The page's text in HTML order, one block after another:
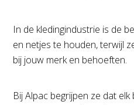
In de kledingindustrie is de
en netjes te houden, terwijl
bij jouw merk en behoeften.
Bij Alpac begrijpen ze dat